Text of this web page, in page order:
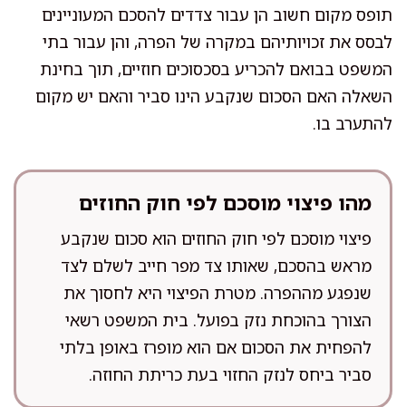
תופס מקום חשוב הן עבור צדדים להסכם המעוניינים
לבסס את זכויותיהם במקרה של הפרה, והן עבור בתי
המשפט בבואם להכריע בסכסוכים חוזיים, תוך בחינת
השאלה האם הסכום שנקבע הינו סביר והאם יש מקום
להתערב בו.
מהו פיצוי מוסכם לפי חוק החוזים
פיצוי מוסכם לפי חוק החוזים הוא סכום שנקבע
מראש בהסכם, שאותו צד מפר חייב לשלם לצד
שנפגע מההפרה. מטרת הפיצוי היא לחסוך את
הצורך בהוכחת נזק בפועל. בית המשפט רשאי
להפחית את הסכום אם הוא מופרז באופן בלתי
סביר ביחס לנזק החזוי בעת כריתת החוזה.